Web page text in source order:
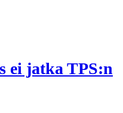
ei jatka TPS:n